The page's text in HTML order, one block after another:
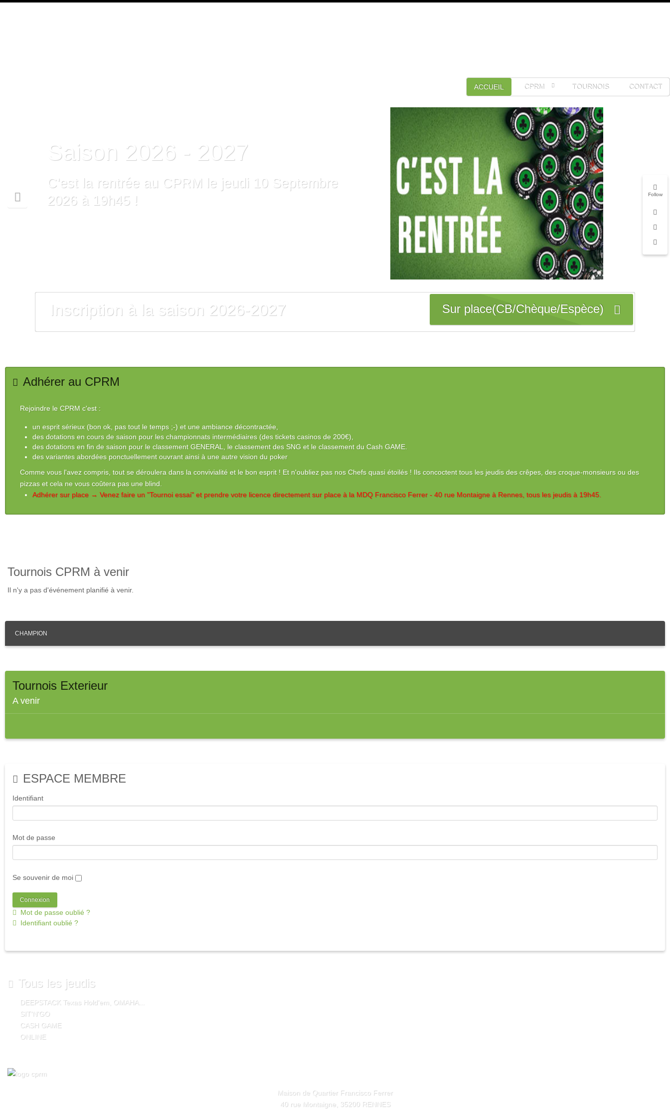
Follow
ACCUEIL CPRM TOURNOIS CONTACT
Saison 2026 - 2027
C'est la rentrée au CPRM le jeudi 10 Septembre
2026 à 19h45 !
Inscription à la saison 2026-2027 Sur place(CB/Chèque/Espèce)
Adhérer au CPRM
Rejoindre le CPRM c'est :
un esprit sérieux (bon ok, pas tout le temps ;-) et une ambiance décontractée,
des dotations en cours de saison pour les championnats intermédiaires (des tickets casinos de 200€),
des dotations en fin de saison pour le classement GENERAL, le classement des SNG et le classement du Cash GAME.
des variantes abordées ponctuellement ouvrant ainsi à une autre vision du poker
Comme vous l'avez compris, tout se déroulera dans la convivialité et le bon esprit ! Et n'oubliez pas nos Chefs quasi étoilés ! Ils concoctent tous les jeudis des crêpes, des croque-monsieurs ou des
pizzas et cela ne vous coûtera pas une blind.
Adhérer sur place → Venez faire un "Tournoi essai" et prendre votre licence directement sur place à la MDQ Francisco Ferrer - 40 rue Montaigne à Rennes, tous les jeudis à 19h45.
Tournois CPRM à venir
Il n'y a pas d'événement planifié à venir.
CHAMPION
Tournois Exterieur
A venir
ESPACE MEMBRE
Identifiant
Mot de passe
Se souvenir de moi
Mot de passe oublié ?
Identifiant oublié ?
Tous les jeudis
DEEPSTACK Texas Hold'em, OMAHA...
SIT'N'GO
CASH GAME
ONLINE
Maison de Quartier Francisco Ferrer
40 rue Montaigne, 35200 RENNES